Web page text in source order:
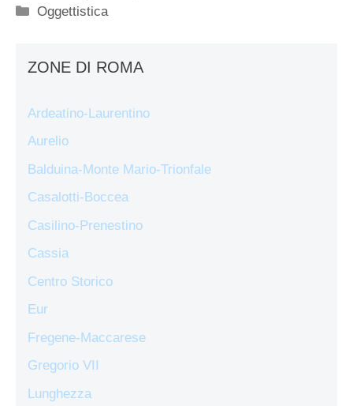
Categorie
Oggettistica
ZONE DI ROMA
Ardeatino-Laurentino
Aurelio
Balduina-Monte Mario-Trionfale
Casalotti-Boccea
Casilino-Prenestino
Cassia
Centro Storico
Eur
Fregene-Maccarese
Gregorio VII
Lunghezza